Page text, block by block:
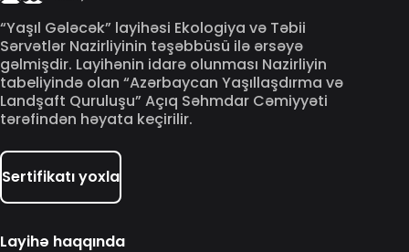
“Yaşıl Gələcək” layihəsi Ekologiya və Təbii
Sərvətlər Nazirliyinin təşəbbüsü ilə ərsəyə
gəlmişdir. Layihənin idarə olunması Nazirliyin
tabeliyində olan “Azərbaycan Yaşıllaşdırma və
Landşaft Quruluşu” Açıq Səhmdar Cəmiyyəti
tərəfindən həyata keçirilir.
Sertifikatı yoxla
Layihə haqqında